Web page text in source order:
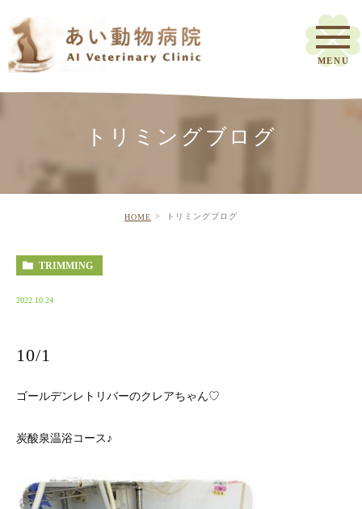
トリミングブログ
HOME トリミングブログ
TRIMMING
2022.10.24
10/1
ゴールデンレトリバーのクレアちゃん♡
炭酸泉温浴コース♪